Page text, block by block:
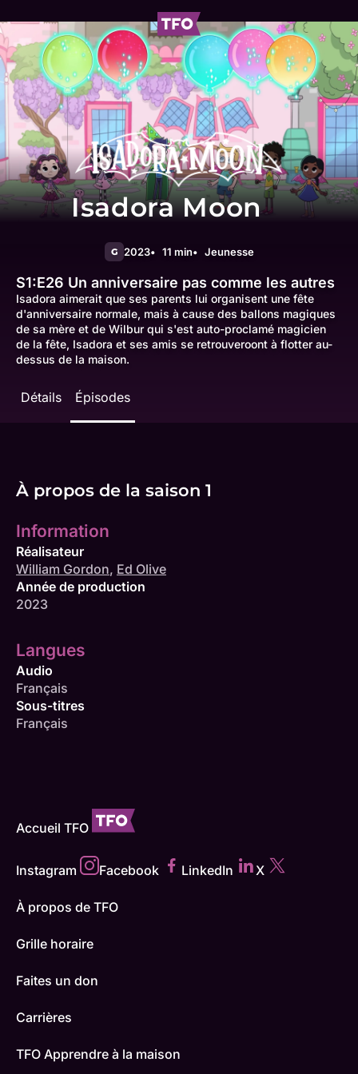
Isadora Moon
G 2023 11 min Jeunesse
S1:E26 Un anniversaire pas comme les autres
Isadora aimerait que ses parents lui organisent une fête
d'anniversaire normale, mais à cause des ballons magiques
de sa mère et de Wilbur qui s'est auto-proclamé magicien
de la fête, Isadora et ses amis se retrouveroont à flotter au-
dessus de la maison.
Détails Épisodes
À propos de la saison 1
Information
Réalisateur
William Gordon, Ed Olive
Année de production
2023
Langues
Audio
Français
Sous-titres
Français
Accueil TFO
Instagram Facebook LinkedIn X
À propos de TFO
Grille horaire
Faites un don
Carrières
TFO Apprendre à la maison